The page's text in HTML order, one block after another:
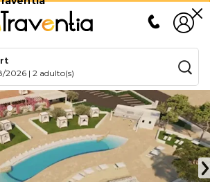
2026 |2 adulto(s)